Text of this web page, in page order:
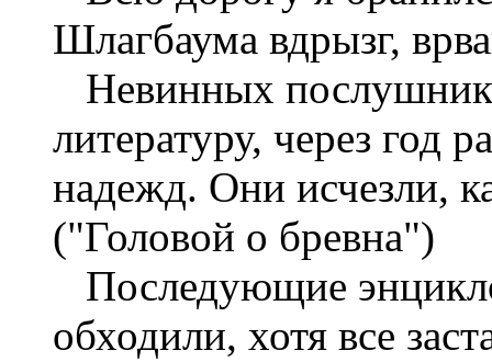
Шлагбаума вдрызг,
Невинных
литературу, через год
надежд. Они исчезли,
("Головой о бревна")
Последующие
обходили, хотя все